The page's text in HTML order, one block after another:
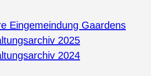
Eingemeindung Gaardens
2025
2024